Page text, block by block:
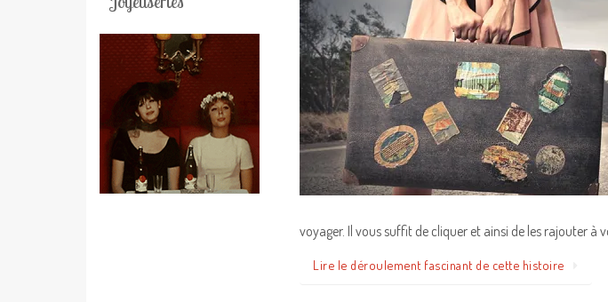
voyager. Il vous suffit de cliquer et ainsi de les rajouter à
Lire le déroulement fascinant de cette histoire